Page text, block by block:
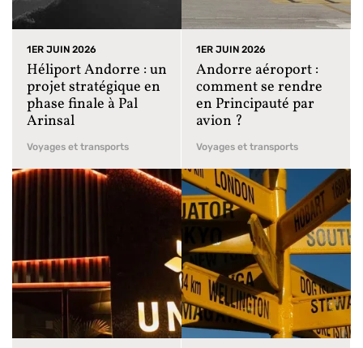
1ER JUIN 2026
Héliport Andorre : un
projet stratégique en
phase finale à Pal
Arinsal
Voyages et transports
1ER JUIN 2026
Andorre aéroport :
comment se rendre
en Principauté par
avion ?
Voyages et transports